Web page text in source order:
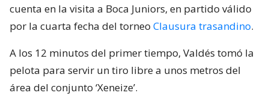
cuenta en la visita a Boca Juniors, en partido válido
por la cuarta fecha del torneo Clausura trasandino.
A los 12 minutos del primer tiempo, Valdés tomó la
pelota para servir un tiro libre a unos metros del
área del conjunto ‘Xeneize’.